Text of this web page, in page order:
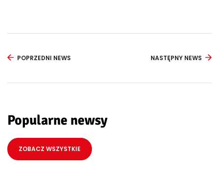
POPRZEDNI NEWS NASTĘPNY NEWS
Popularne newsy
ZOBACZ WSZYSTKIE